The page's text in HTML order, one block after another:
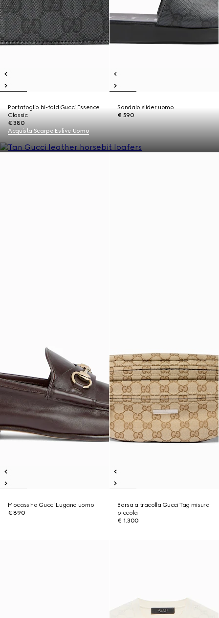
Portafoglio bi-fold Gucci Essence
Classic
€ 380
Sandalo slider uomo
€ 590
Acquista Scarpe Estive Uomo
Mocassino Gucci Lugano uomo
€ 890
Borsa a tracolla Gucci Tag misura
piccola
€ 1.300